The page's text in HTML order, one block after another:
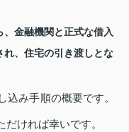
金融機関と正式な借入
、住宅の引き渡しとな
込み手順の概要です。
ければ幸いです。